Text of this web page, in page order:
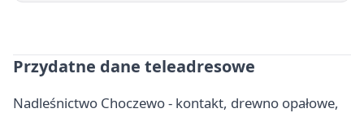
Przydatne dane teleadresowe
Nadleśnictwo Choczewo - kontakt, drewno opałowe,